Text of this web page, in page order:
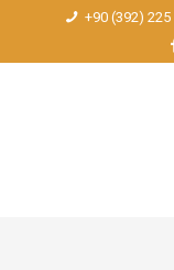
+90 (392) 225